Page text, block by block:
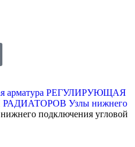
арматура РЕГУЛИРУЮЩАЯ
РАДИАТОРОВ Узлы нижнего
подключения угловой